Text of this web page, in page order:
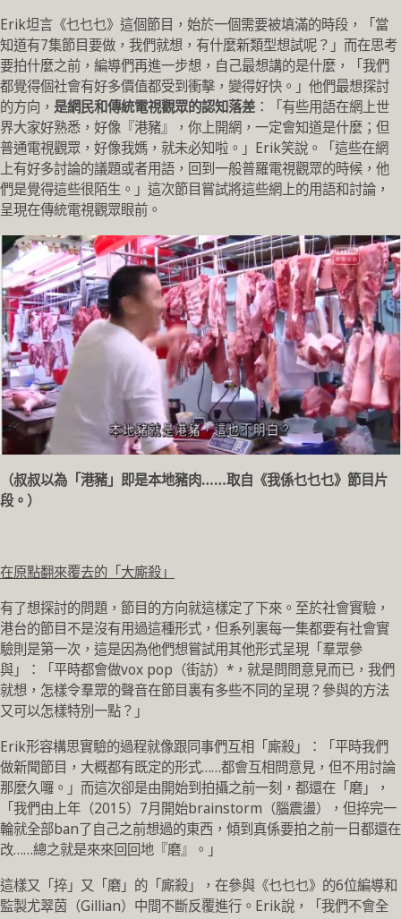
Erik坦言《乜乜乜》這個節目，始於一個需要被填滿的時段，「當
知道有7集節目要做，我們就想，有什麼新類型想試呢？」而在思考
要拍什麼之前，編導們再進一步想，自己最想講的是什麼，「我們
都覺得個社會有好多價值都受到衝擊，變得好快。」他們最想探討
的方向， 是網民和傳統電視觀眾的認知落差 ：「有些用語在網上世
界大家好熟悉，好像『港豬』，你上開網，一定會知道是什麼；但
普通電視觀眾，好像我媽，就未必知啦。」Erik笑說。「這些在網
上有好多討論的議題或者用語，回到一般普羅電視觀眾的時候，他
們是覺得這些很陌生。」這次節目嘗試將這些網上的用語和討論，
呈現在傳統電視觀眾眼前。
（叔叔以為「港豬」即是本地豬肉……取自《我係乜乜乜》節目片
段。）
在原點翻來覆去的「大廝殺」
有了想探討的問題，節目的方向就這樣定了下來。至於社會實驗，
港台的節目不是沒有用過這種形式，但系列裏每一集都要有社會實
驗則是第一次，這是因為他們想嘗試用其他形式呈現「羣眾參
與」：「平時都會做vox pop（街訪）*，就是問問意見而已，我們
就想，怎樣令羣眾的聲音在節目裏有多些不同的呈現？參與的方法
又可以怎樣特別一點？」
Erik形容構思實驗的過程就像跟同事們互相「廝殺」：「平時我們
做新聞節目，大概都有既定的形式……都會互相問意見，但不用討論
那麼久囉。」而這次卻是由開始到拍攝之前一刻，都還在「磨」，
「我們由上年（2015）7月開始brainstorm（腦震盪），但捽完一
輪就全部ban了自己之前想過的東西，傾到真係要拍之前一日都還在
改……總之就是來來回回地『磨』。」
這樣又「捽」又「磨」的「廝殺」，在參與《乜乜乜》的6位編導和
監製尤翠茵（Gillian）中間不斷反覆進行。Erik說，「我們不會全